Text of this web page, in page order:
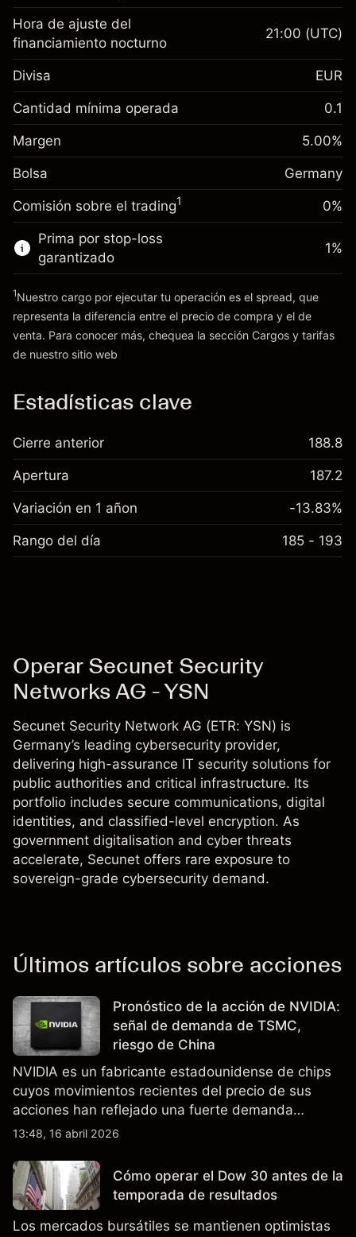
€1,000.00
Ajuste de financiamiento
nocturno
Cargos por el valor total de la
posición
%
(-€3.46)
Tamaño de la operación con apalancamiento
€20,000.00
Dinero del apalancamiento ~ $
Ir a la plataforma
Margen. Tu inversión
€1,000.00
Ajuste de financiamiento
Cargos por el valor total de la
posición
-0.004915
%
Tamaño de la operación con apalancamiento
€20,000.00
Dinero del apalancamiento ~ $
Ir a la plataforma
Hora de ajuste del
financiamiento nocturno
21:00 (UTC)
Divisa EUR
Cantidad mínima operada 0.1
Margen 5.00%
Bolsa Germany
Comisión sobre el trading1 0%
Prima por stop-loss
garantizado
Cargos
1%
1Nuestro cargo por ejecutar tu operación es el spread, que
representa la diferencia entre el precio de compra y el de
venta. Para conocer más, chequea la sección Cargos y tarifas
de nuestro sitio web
Estadísticas clave
Cierre anterior 188.8
Apertura 187.2
Variación en 1 añon -13.83%
Rango del día 185 - 193
Operar Secunet Security
Networks AG - YSN
Secunet Security Network AG (ETR: YSN) is
Germany’s leading cybersecurity provider,
delivering high-assurance IT security solutions for
public authorities and critical infrastructure. Its
portfolio includes secure communications, digital
identities, and classified-level encryption. As
government digitalisation and cyber threats
accelerate, Secunet offers rare exposure to
sovereign-grade cybersecurity demand.
Últimos artículos sobre acciones
Pronóstico de la acción de NVIDIA:
señal de demanda de TSMC,
riesgo de China
NVIDIA es un fabricante estadounidense de chips
cuyos movimientos recientes del precio de sus
acciones han reflejado una fuerte demanda
relacionada con la IA, ingresos trimestrales récord
de exportación de EE.UU. que afectan las ventas
en China.
13:48, 16 abril 2026
Cómo operar el Dow 30 antes de la
temporada de resultados
Los mercados bursátiles se mantienen optimistas